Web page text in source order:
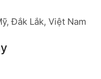
Đắk Lắk, Việt Nam